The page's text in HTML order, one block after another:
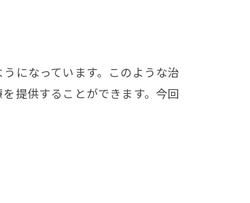
になっています。このような治
提供することができます。今回